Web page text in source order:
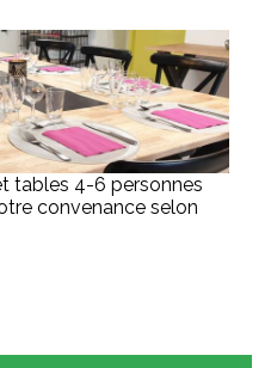
tables 4-6 personnes
convenance selon